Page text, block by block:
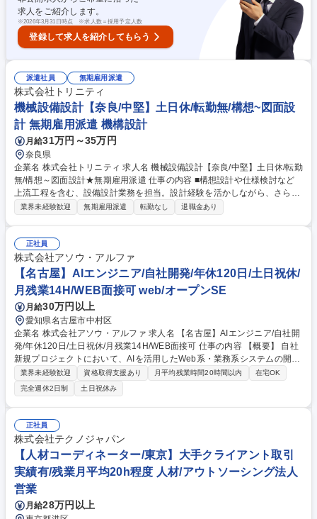
性◎／需要向上で事業基盤強化中
求人をご紹介します。
※2026年3月31日時点 ※求人数＝採用予定人数
登録して求人を紹介してもらう
派遣社員 無期雇用派遣
株式会社トリニティ
機械設備設計【奈良/中堅】土日休/転勤無/構想~図面設
計 無期雇用派遣 機構設計
月給31万円～35万円
奈良県
企業名 株式会社トリニティ 求人名 機械設備設計【奈良/中堅】土日休/転勤
無/構想～図面設計★無期雇用派遣 仕事の内容 ■構想設計や仕様検討など
上流工程を含む、設備設計業務を担当。設計経験を活かしながら、さらに
スキルアップしたい方を歓迎します。 【具体例】 ■CADを使用した製造設
り ★装置・設備設計経験を活かし、より上流工程や顧客折衝に挑戦したい
方に最適。無期雇用派遣で安定性もあり、長期キャリア形成が可能です★
募集職種 機械設備設計【奈良/中堅】土日休/転勤無/構想～図面設計★無期
雇用派遣
業界未経験歓迎 無期雇用派遣 転勤なし 退職金あり
正社員
株式会社アソウ・アルファ
【名古屋】AIエンジニア/自社開発/年休120日/土日祝休/
月残業14H/WEB面接可 web/オープンSE
月給30万円以上
愛知県名古屋市中村区
企業名 株式会社アソウ・アルファ 求人名 【名古屋】AIエンジニア/自社開
発/年休120日/土日祝休/月残業14H/WEB面接可 仕事の内容 【概要】 自社
新規プロジェクトにおいて、AIを活用したWeb系・業務系システムの開発
をお任せします。Web系または業務系の開発経験を活かして、最先端の技
術に挑戦できます。 【詳細】 Web系、業務系のシステム開発業務をお任
せします。 開発にはAIを積極的に取り入れていきます。 ※客先常駐では
なく、自社拠点での勤務となります。 ※業務内容の将来的な変更範囲：当
社業務全般 募集職種 【名古屋】AIエンジニア/自社開発/年休120日/土日祝
休/月残業14H/WEB面接可
業界未経験歓迎 資格取得支援あり 月平均残業時間20時間以内
在宅OK
完全週休2日制
土日祝休み
正社員
株式会社テクノジャパン
【人材コーディネーター/東京】大手クライアント取引
実績有/残業月平均20h程度 人材/アウトソーシング法人
営業
月給28万円以上